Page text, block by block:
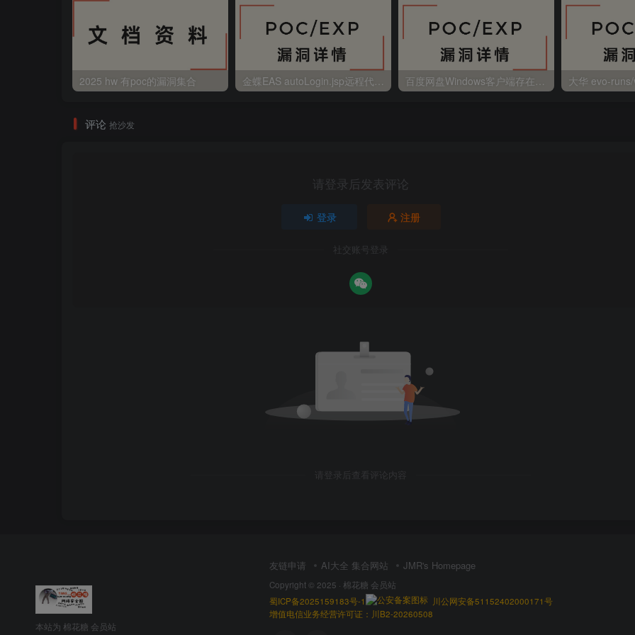
2025 hw 有poc的漏洞集合
评论 抢沙发
请登录后发表评论
登录 注册
社交账号登录
请登录后查看评论内容
本站为 棉花糖 会员站
友链申请 AI大全 集合网站 JMR's Homepage
Copyright © 2025 · 棉花糖 会员站
蜀ICP备2025159183号-1
川公网安备51152402000171号
增值电信业务经营许可证：川B2-20260508